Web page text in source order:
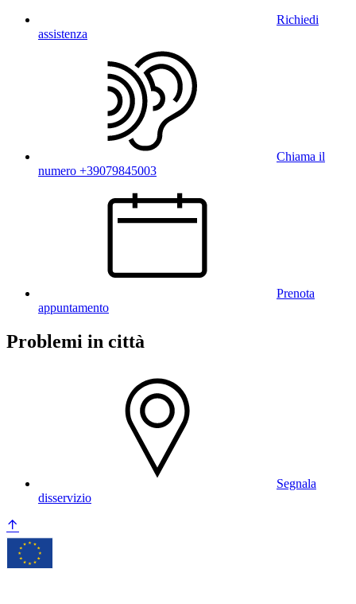
Richiedi
assistenza
Chiama il
numero +39079845003
Prenota
appuntamento
Problemi in città
Segnala
disservizio